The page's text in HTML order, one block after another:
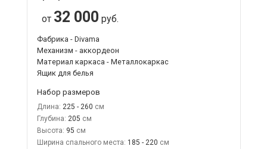
от 32 000 руб.
Фабрика - Divama
Механизм - аккордеон
Материал каркаса - Металлокаркас
Ящик для белья
Набор размеров
Длина: 225 - 260
Глубина: 205
Высота: 95
Ширина спального места: 185 - 220